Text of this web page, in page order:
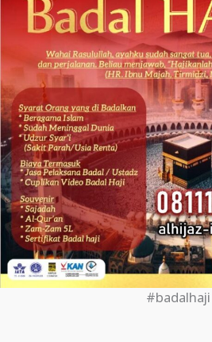
#badalhaji